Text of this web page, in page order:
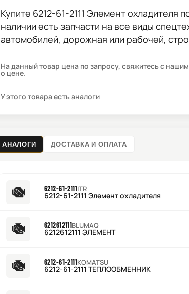
Купите 6212-61-2111 Элемент охладителя
наличии есть запчасти на все виды
автомобилей, дорожная или рабочей,
На данный товар цена по запросу, свяжитесь с
о цене.
У этого товара есть аналоги
АНАЛОГИ ДОСТАВКА И ОПЛАТА
6212-61-2111ITR
6212-61-2111 Элемент охладителя
6212612111BLUMAQ
6212612111 ЭЛЕМЕНТ
6212-61-2111KOMATSU
6212-61-2111 ТЕПЛООБМЕННИК